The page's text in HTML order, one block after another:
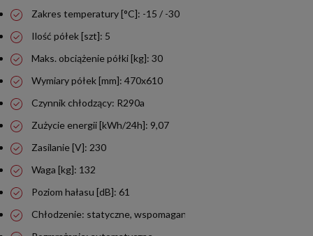
Zakres temperatury [°C]: -15 / -30
Ilość półek [szt]: 5
Maks. obciążenie półki [kg]: 30
Wymiary półek [mm]: 470x610
Czynnik chłodzący: R290a
Zużycie energii [kWh/24h]: 9,07
Zasilanie [V]: 230
Waga [kg]: 132
Poziom hałasu [dB]: 61
Chłodzenie: statyczne, wspomagane wentylatorem